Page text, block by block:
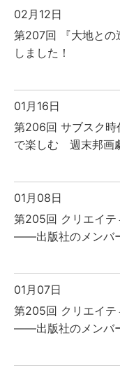
02月12日
第207回 『大地と
しました！
01月16日
第206回 サブスク
で楽しむ 週末邦画
01月08日
第205回 クリエイ
――出版社のメンバ
01月07日
第205回 クリエイ
――出版社のメンバ